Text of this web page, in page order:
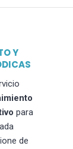
Y
para
de